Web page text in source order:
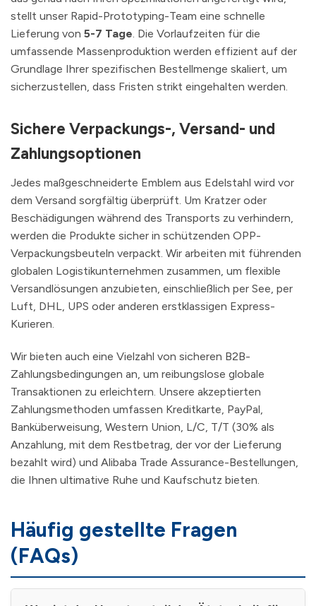
stellt unser Rapid-Prototyping-Team eine schnelle
Lieferung von 5-7 Tage. Die Vorlaufzeiten für die
umfassende Massenproduktion werden effizient auf der
Grundlage Ihrer spezifischen Bestellmenge skaliert, um
sicherzustellen, dass Fristen strikt eingehalten werden.
Sichere Verpackungs-, Versand- und
Zahlungsoptionen
Jedes maßgeschneiderte Emblem aus Edelstahl wird vor
dem Versand sorgfältig überprüft. Um Kratzer oder
Beschädigungen während des Transports zu verhindern,
werden die Produkte sicher in schützenden OPP-
Verpackungsbeuteln verpackt. Wir arbeiten mit führenden
globalen Logistikunternehmen zusammen, um flexible
Versandlösungen anzubieten, einschließlich per See, per
Luft, DHL, UPS oder anderen erstklassigen Express-
Kurieren.
Wir bieten auch eine Vielzahl von sicheren B2B-
Zahlungsbedingungen an, um reibungslose globale
Transaktionen zu erleichtern. Unsere akzeptierten
Zahlungsmethoden umfassen Kreditkarte, PayPal,
Banküberweisung, Western Union, L/C, T/T (30% als
Anzahlung, mit dem Restbetrag, der vor der Lieferung
bezahlt wird) und Alibaba Trade Assurance-Bestellungen,
die Ihnen ultimative Ruhe und Kaufschutz bieten.
Häufig gestellte Fragen
(FAQs)